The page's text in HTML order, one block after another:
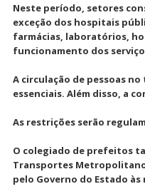
Neste período, setores
exceção dos hospitais
farmácias, laboratórios,
funcionamento dos
A circulação de pessoas
essenciais. Além disso, a
As restrições serão
O colegiado de prefeitos
Transportes
pelo Governo do Estado às